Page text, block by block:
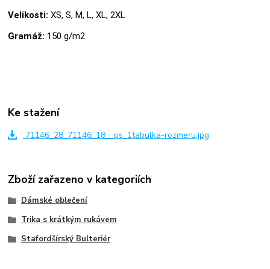
Velikosti: XS, S, M, L, XL, 2XL
Gramáž: 150 g/m2
Ke stažení
71146_28_71146_18__ps_1tabulka-rozmeru.jpg
Zboží zařazeno v kategoriích
Dámské oblečení
Trika s krátkým rukávem
Stafordšírský Bulteriér